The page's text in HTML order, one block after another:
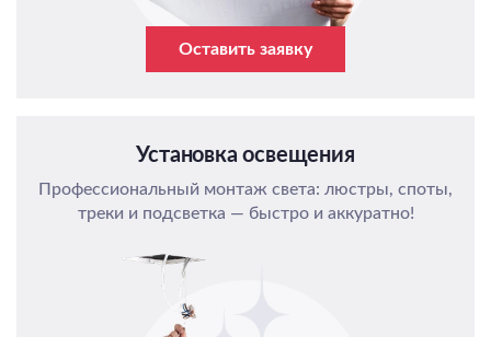
Оставить заявку
Установка освещения
Профессиональный монтаж света: люстры, споты,
треки и подсветка — быстро и аккуратно!